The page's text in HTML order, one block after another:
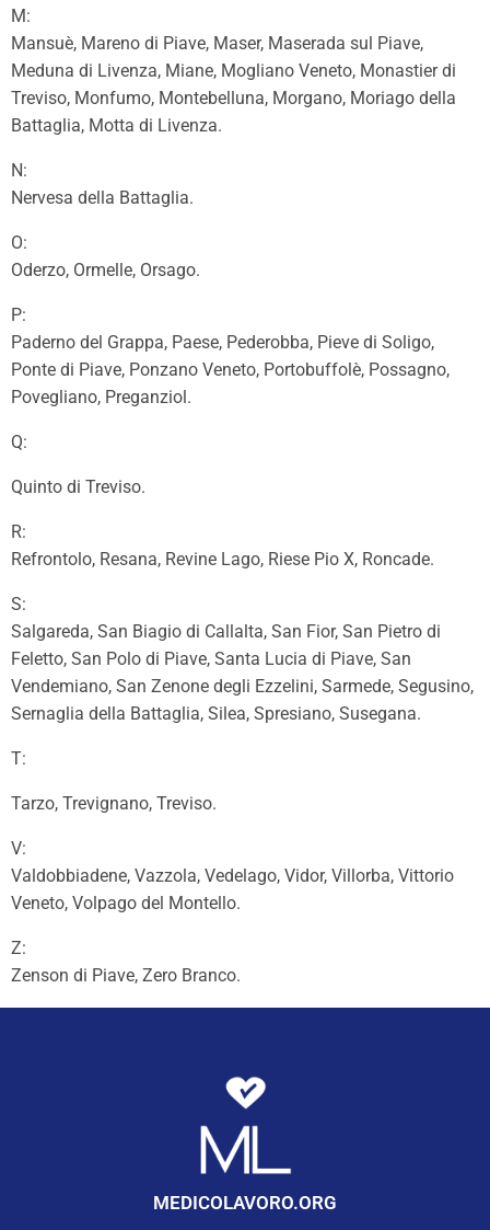
M:
Mansuè, Mareno di Piave, Maser, Maserada sul Piave,
Meduna di Livenza, Miane, Mogliano Veneto, Monastier di
Treviso, Monfumo, Montebelluna, Morgano, Moriago della
Battaglia, Motta di Livenza.
N:
Nervesa della Battaglia.
O:
Oderzo, Ormelle, Orsago.
P:
Paderno del Grappa, Paese, Pederobba, Pieve di Soligo,
Ponte di Piave, Ponzano Veneto, Portobuffolè, Possagno,
Povegliano, Preganziol.
Q:
Quinto di Treviso.
R:
Refrontolo, Resana, Revine Lago, Riese Pio X, Roncade.
S:
Salgareda, San Biagio di Callalta, San Fior, San Pietro di
Feletto, San Polo di Piave, Santa Lucia di Piave, San
Vendemiano, San Zenone degli Ezzelini, Sarmede, Segusino,
Sernaglia della Battaglia, Silea, Spresiano, Susegana.
T:
Tarzo, Trevignano, Treviso.
V:
Valdobbiadene, Vazzola, Vedelago, Vidor, Villorba, Vittorio
Veneto, Volpago del Montello.
Z:
Zenson di Piave, Zero Branco.
MEDICOLAVORO.ORG